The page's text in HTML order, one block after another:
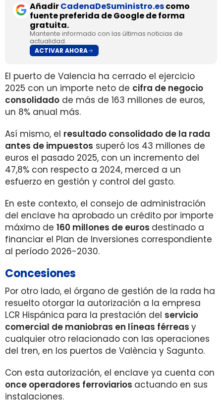
AñadirCadenaDeSuministro.escomo
fuente preferida de Google de forma
gratuita.
Mantente informado con las últimas noticias de
actualidad.
ACTIVAR AHORA
El puerto de Valencia ha cerrado el ejercicio
2025 con un importe neto de cifra de negocio
consolidado de más de 163 millones de euros,
un 8% anual más.
Así mismo, el resultado consolidado de la rada
antes de impuestos superó los 43 millones de
euros el pasado 2025, con un incremento del
47,8% con respecto a 2024, merced a un
esfuerzo en gestión y control del gasto.
En este contexto, el consejo de administración
del enclave ha aprobado un crédito por importe
máximo de 160 millones de euros destinado a
financiar el Plan de Inversiones correspondiente
al período 2026-2030.
Concesiones
Por otro lado, el órgano de gestión de la rada ha
resuelto otorgar la autorización a la empresa
LCR Hispánica para la prestación del servicio
comercial de maniobras en líneas férreas y
cualquier otro relacionado con las operaciones
del tren, en los puertos de València y Sagunto.
Con esta autorización, el enclave ya cuenta con
once operadores ferroviarios actuando en sus
instalaciones.